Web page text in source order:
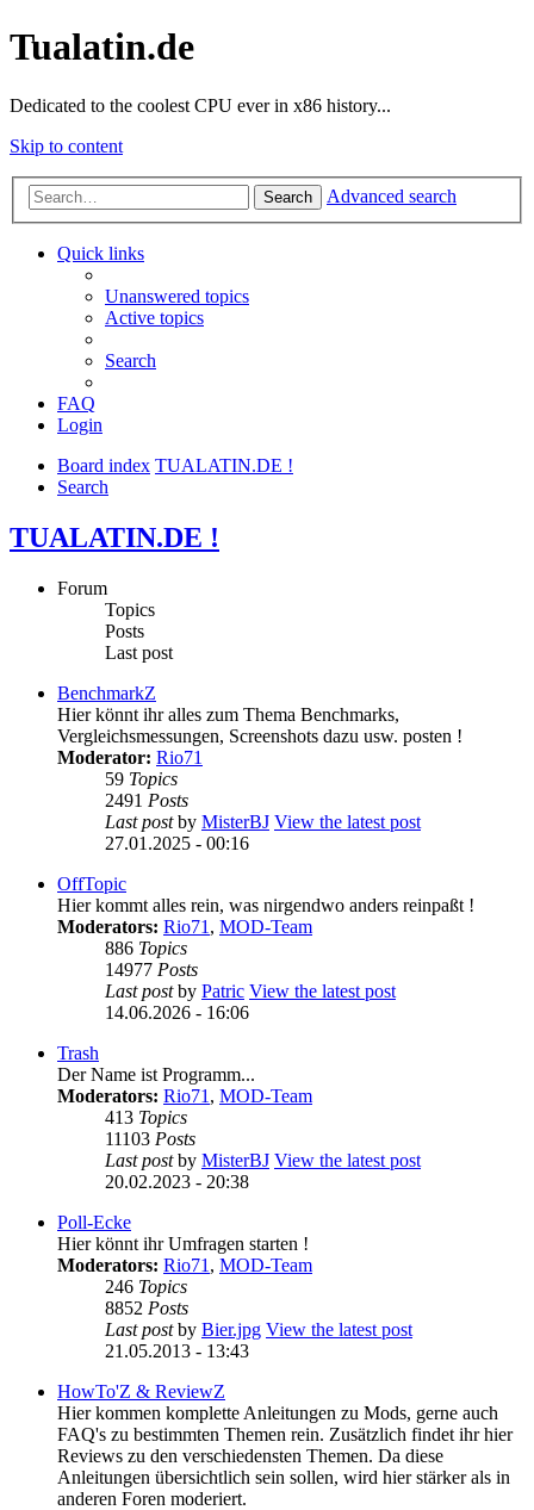
Tualatin.de
Dedicated to the coolest CPU ever in x86 history...
Skip to content
Search Advanced search
Quick links
Unanswered topics
Active topics
Search
FAQ
Login
Board index TUALATIN.DE !
Search
TUALATIN.DE !
Forum
Topics
Posts
Last post
BenchmarkZ
Hier könnt ihr alles zum Thema Benchmarks,
Vergleichsmessungen, Screenshots dazu usw. posten !
Moderator: Rio71
59 Topics
2491 Posts
Last postby MisterBJ View the latest post
27.01.2025 - 00:16
OffTopic
Hier kommt alles rein, was nirgendwo anders reinpaßt !
Moderators: Rio71 , MOD-Team
886 Topics
14977 Posts
Last postby Patric View the latest post
14.06.2026 - 16:06
Trash
Der Name ist Programm...
Moderators: Rio71 , MOD-Team
413 Topics
11103 Posts
Last postby MisterBJ View the latest post
20.02.2023 - 20:38
Poll-Ecke
Hier könnt ihr Umfragen starten !
Moderators: Rio71 , MOD-Team
246 Topics
8852 Posts
Last postby Bier.jpg View the latest post
21.05.2013 - 13:43
HowTo'Z & ReviewZ
Hier kommen komplette Anleitungen zu Mods, gerne auch
FAQ's zu bestimmten Themen rein. Zusätzlich findet ihr hier
Reviews zu den verschiedensten Themen. Da diese
Anleitungen übersichtlich sein sollen, wird hier stärker als in
anderen Foren moderiert.